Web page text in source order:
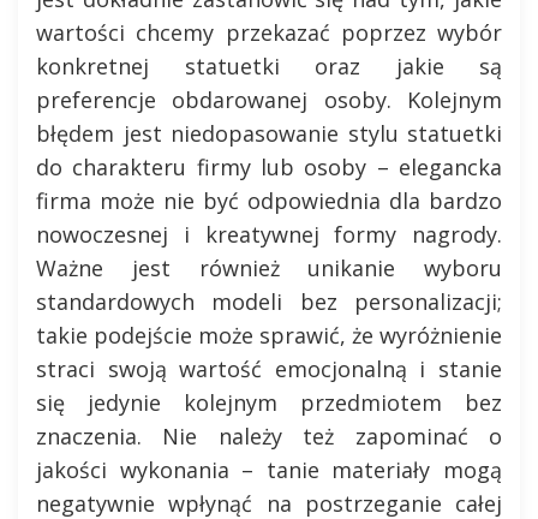
wartości chcemy przekazać poprzez wybór
konkretnej statuetki oraz jakie są
preferencje obdarowanej osoby. Kolejnym
błędem jest niedopasowanie stylu statuetki
do charakteru firmy lub osoby – elegancka
firma może nie być odpowiednia dla bardzo
nowoczesnej i kreatywnej formy nagrody.
Ważne jest również unikanie wyboru
standardowych modeli bez personalizacji;
takie podejście może sprawić, że wyróżnienie
straci swoją wartość emocjonalną i stanie
się jedynie kolejnym przedmiotem bez
znaczenia. Nie należy też zapominać o
jakości wykonania – tanie materiały mogą
negatywnie wpłynąć na postrzeganie całej